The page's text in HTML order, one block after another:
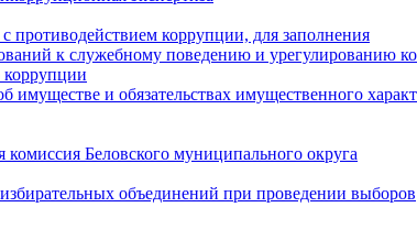
противодействием коррупции, для заполнения
к служебному поведению и урегулированию
имуществе и обязательствах имущественного
комиссия Беловского муниципального округа
объединений при проведении выборов